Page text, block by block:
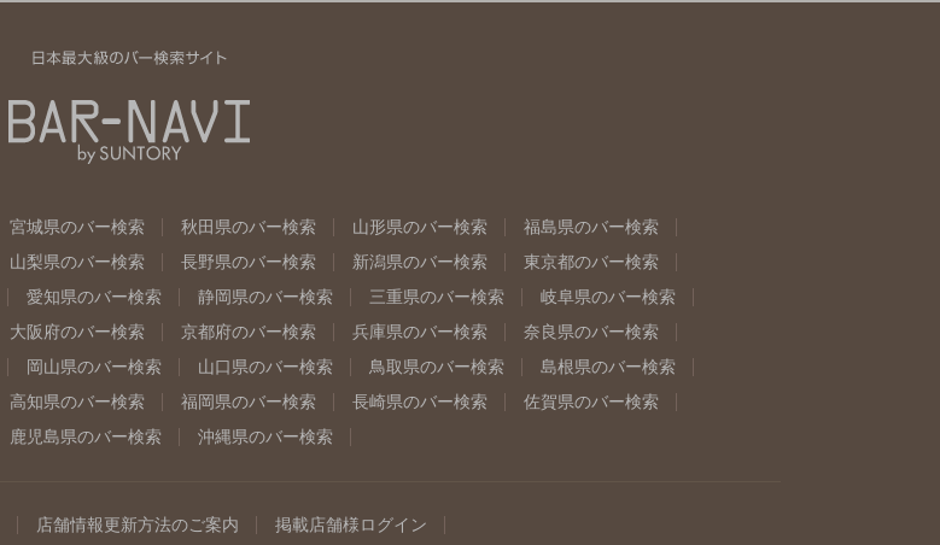
宮城県のバー検索 秋田県のバー検索 山形県のバー検索
福島県のバー検索
山梨県のバー検索 長野県のバー検索 新潟県のバー検索
東京都のバー検索
愛知県のバー検索 静岡県のバー検索 三重県のバー検索
岐阜県のバー検索
大阪府のバー検索 京都府のバー検索 兵庫県のバー検索
奈良県のバー検索
岡山県のバー検索 山口県のバー検索 鳥取県のバー検索
島根県のバー検索
高知県のバー検索 福岡県のバー検索 長崎県のバー検索
佐賀県のバー検索
鹿児島県のバー検索 沖縄県のバー検索
店舗情報更新方法のご案内 掲載店舗様ログイン